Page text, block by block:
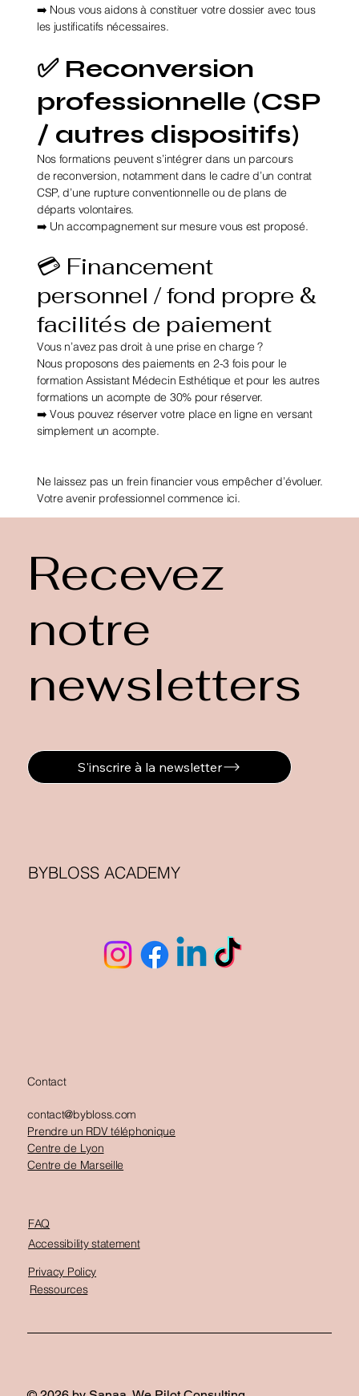
➡️ Nous vous aidons à constituer votre dossier avec tous
les justificatifs nécessaires.
✅ Reconversion
professionnelle (CSP
/ autres dispositifs)
Nos formations peuvent s’intégrer dans un parcours
de reconversion, notamment dans le cadre d’un contrat
CSP, d’une rupture conventionnelle ou de plans de
départs volontaires.
➡️ Un accompagnement sur mesure vous est proposé.
💳 Financement
personnel / fond propre &
facilités de paiement
Vous n’avez pas droit à une prise en charge ?
Nous proposons des paiements en 2-3 fois pour le
formation Assistant Médecin Esthétique et pour les autres
formations un acompte de 30% pour réserver.
➡️ Vous pouvez réserver votre place en ligne en versant
simplement un acompte.
Ne laissez pas un frein financier vous empêcher d’évoluer.
Votre avenir professionnel commence ici.
FAQ
Ressources
Accessibility statement
Privacy Policy
Recevez
notre
newsletters
S'inscrire à la newsletter
Contact
contact@bybloss.com
Prendre un RDV téléphonique
Centre de Lyon
Centre de Marseille
BYBLOSS ACADEMY